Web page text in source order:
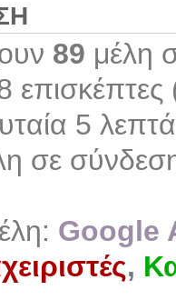
89 μέλη
5
σε
Google
,